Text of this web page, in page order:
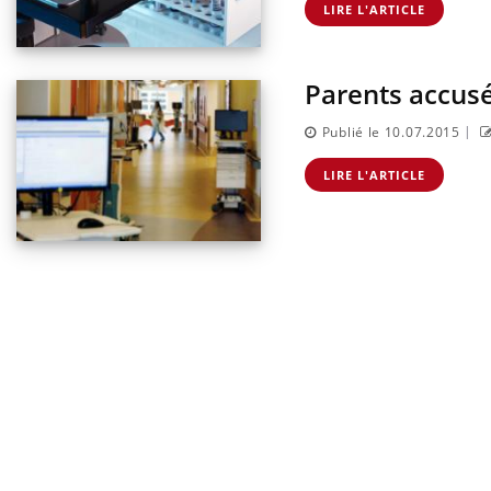
LIRE L'ARTICLE
Parents
Publié le 10.07.2015 |
LIRE L'ARTICLE